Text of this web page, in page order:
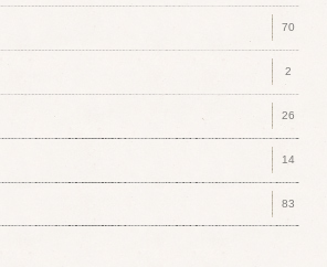
70
2
26
14
83